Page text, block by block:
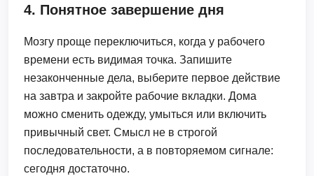
4. Понятное завершение дня
Мозгу проще переключиться, когда у рабочего
времени есть видимая точка. Запишите
незаконченные дела, выберите первое действие
на завтра и закройте рабочие вкладки. Дома
можно сменить одежду, умыться или включить
привычный свет. Смысл не в строгой
последовательности, а в повторяемом сигнале:
сегодня достаточно.